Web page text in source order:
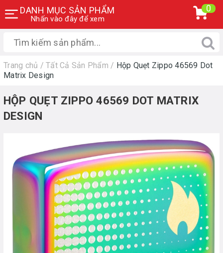
DANH MỤC SẢN PHẨM
Nhấn vào đây để xem
0
Trang chủ / Tất Cả Sản Phẩm / Hộp Quẹt Zippo 46569 Dot
Matrix Design
HỘP QUẸT ZIPPO 46569 DOT MATRIX
DESIGN